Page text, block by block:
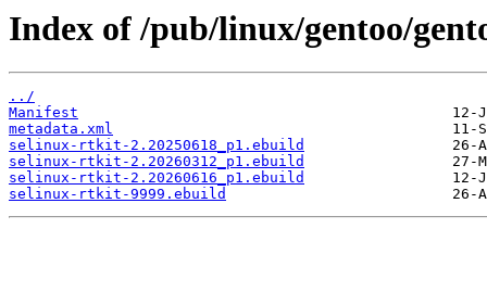
Index of /pub/linux/gentoo/
../
Manifest
metadata.xml
selinux-rtkit-2.20250618_p1.ebuild
selinux-rtkit-2.20260312_p1.ebuild
selinux-rtkit-2.20260616_p1.ebuild
selinux-rtkit-9999.ebuild